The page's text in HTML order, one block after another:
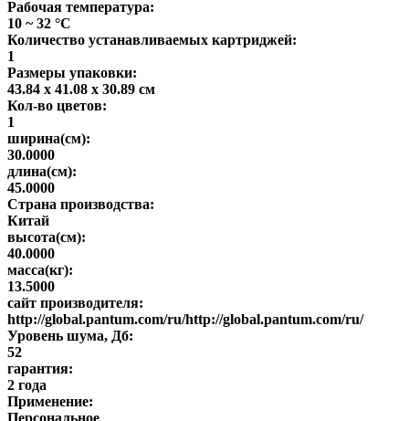
Рабочая температура:
10 ~ 32 °C
Количество устанавливаемых картриджей:
1
Размеры упаковки:
43.84 x 41.08 x 30.89 см
Кол-во цветов:
1
ширина(см):
30.0000
длина(см):
45.0000
Страна производства:
Китай
высота(см):
40.0000
масса(кг):
13.5000
сайт производителя:
http://global.pantum.com/ru/http://global.pantum.com/ru/
Уровень шума, Дб:
52
гарантия:
2 года
Применение:
Персональное